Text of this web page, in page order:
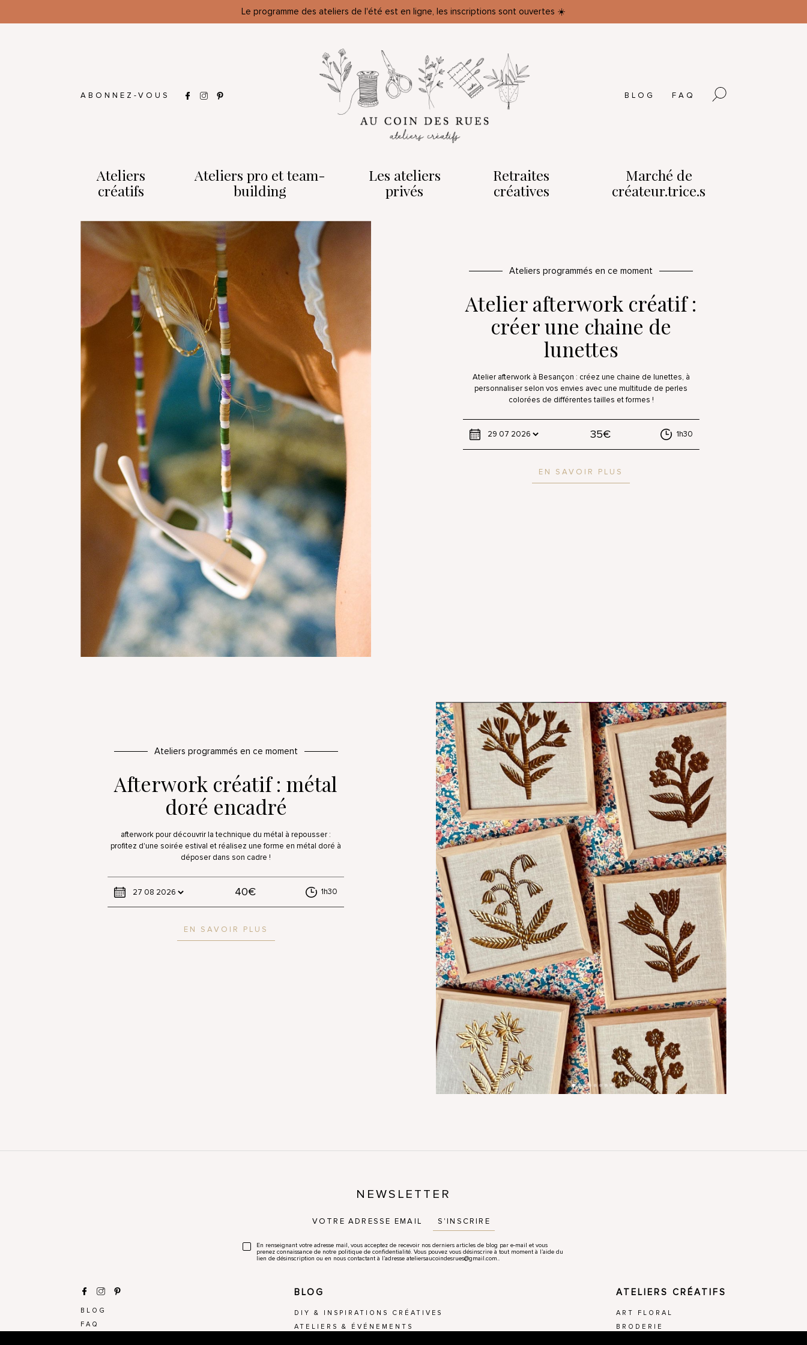
Le programme des ateliers de l'été est en ligne, les inscriptions sont ouvertes ☀️
ABONNEZ-VOUS BLOG FAQ
Ateliers
créatifs
Ateliers pro et team-
building
Les ateliers
privés
Retraites
créatives
Marché de
créateur.trice.s
Ateliers programmés en ce moment
Atelier afterwork créatif :
créer une chaine de
lunettes
Atelier afterwork à Besançon : créez une chaine de lunettes, à
personnaliser selon vos envies avec une multitude de perles
colorées de différentes tailles et formes !
35€ 1h30
EN SAVOIR PLUS
Ateliers programmés en ce moment
Afterwork créatif : métal
doré encadré
afterwork pour découvrir la technique du métal à repousser :
profitez d'une soirée estival et réalisez une forme en métal doré à
déposer dans son cadre !
40€ 1h30
EN SAVOIR PLUS
NEWSLETTER
S'INSCRIRE
En renseignant votre adresse mail, vous acceptez de recevoir nos derniers articles de blog par e-mail et vous
prenez connaissance de notre politique de confidentialité. Vous pouvez vous désinscrire à tout moment à l’aide du
lien de désinscription ou en nous contactant à l’adresse ateliersaucoindesrues@gmail.com..
BLOG
FAQ
BLOG
DIY & INSPIRATIONS CRÉATIVES
ATELIERS & ÉVÉNEMENTS
ATELIERS CRÉATIFS
ART FLORAL
BRODERIE